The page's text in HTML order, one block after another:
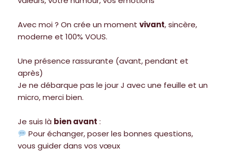
Avec moi ? On crée un moment vivant, sincère,
moderne et 100% VOUS.
Une présence rassurante (avant, pendant et
après)
Je ne débarque pas le jour J avec une feuille et un
micro, merci bien.
Je suis là bien avant :
Pour échanger, poser les bonnes questions,
vous guider dans vos vœux